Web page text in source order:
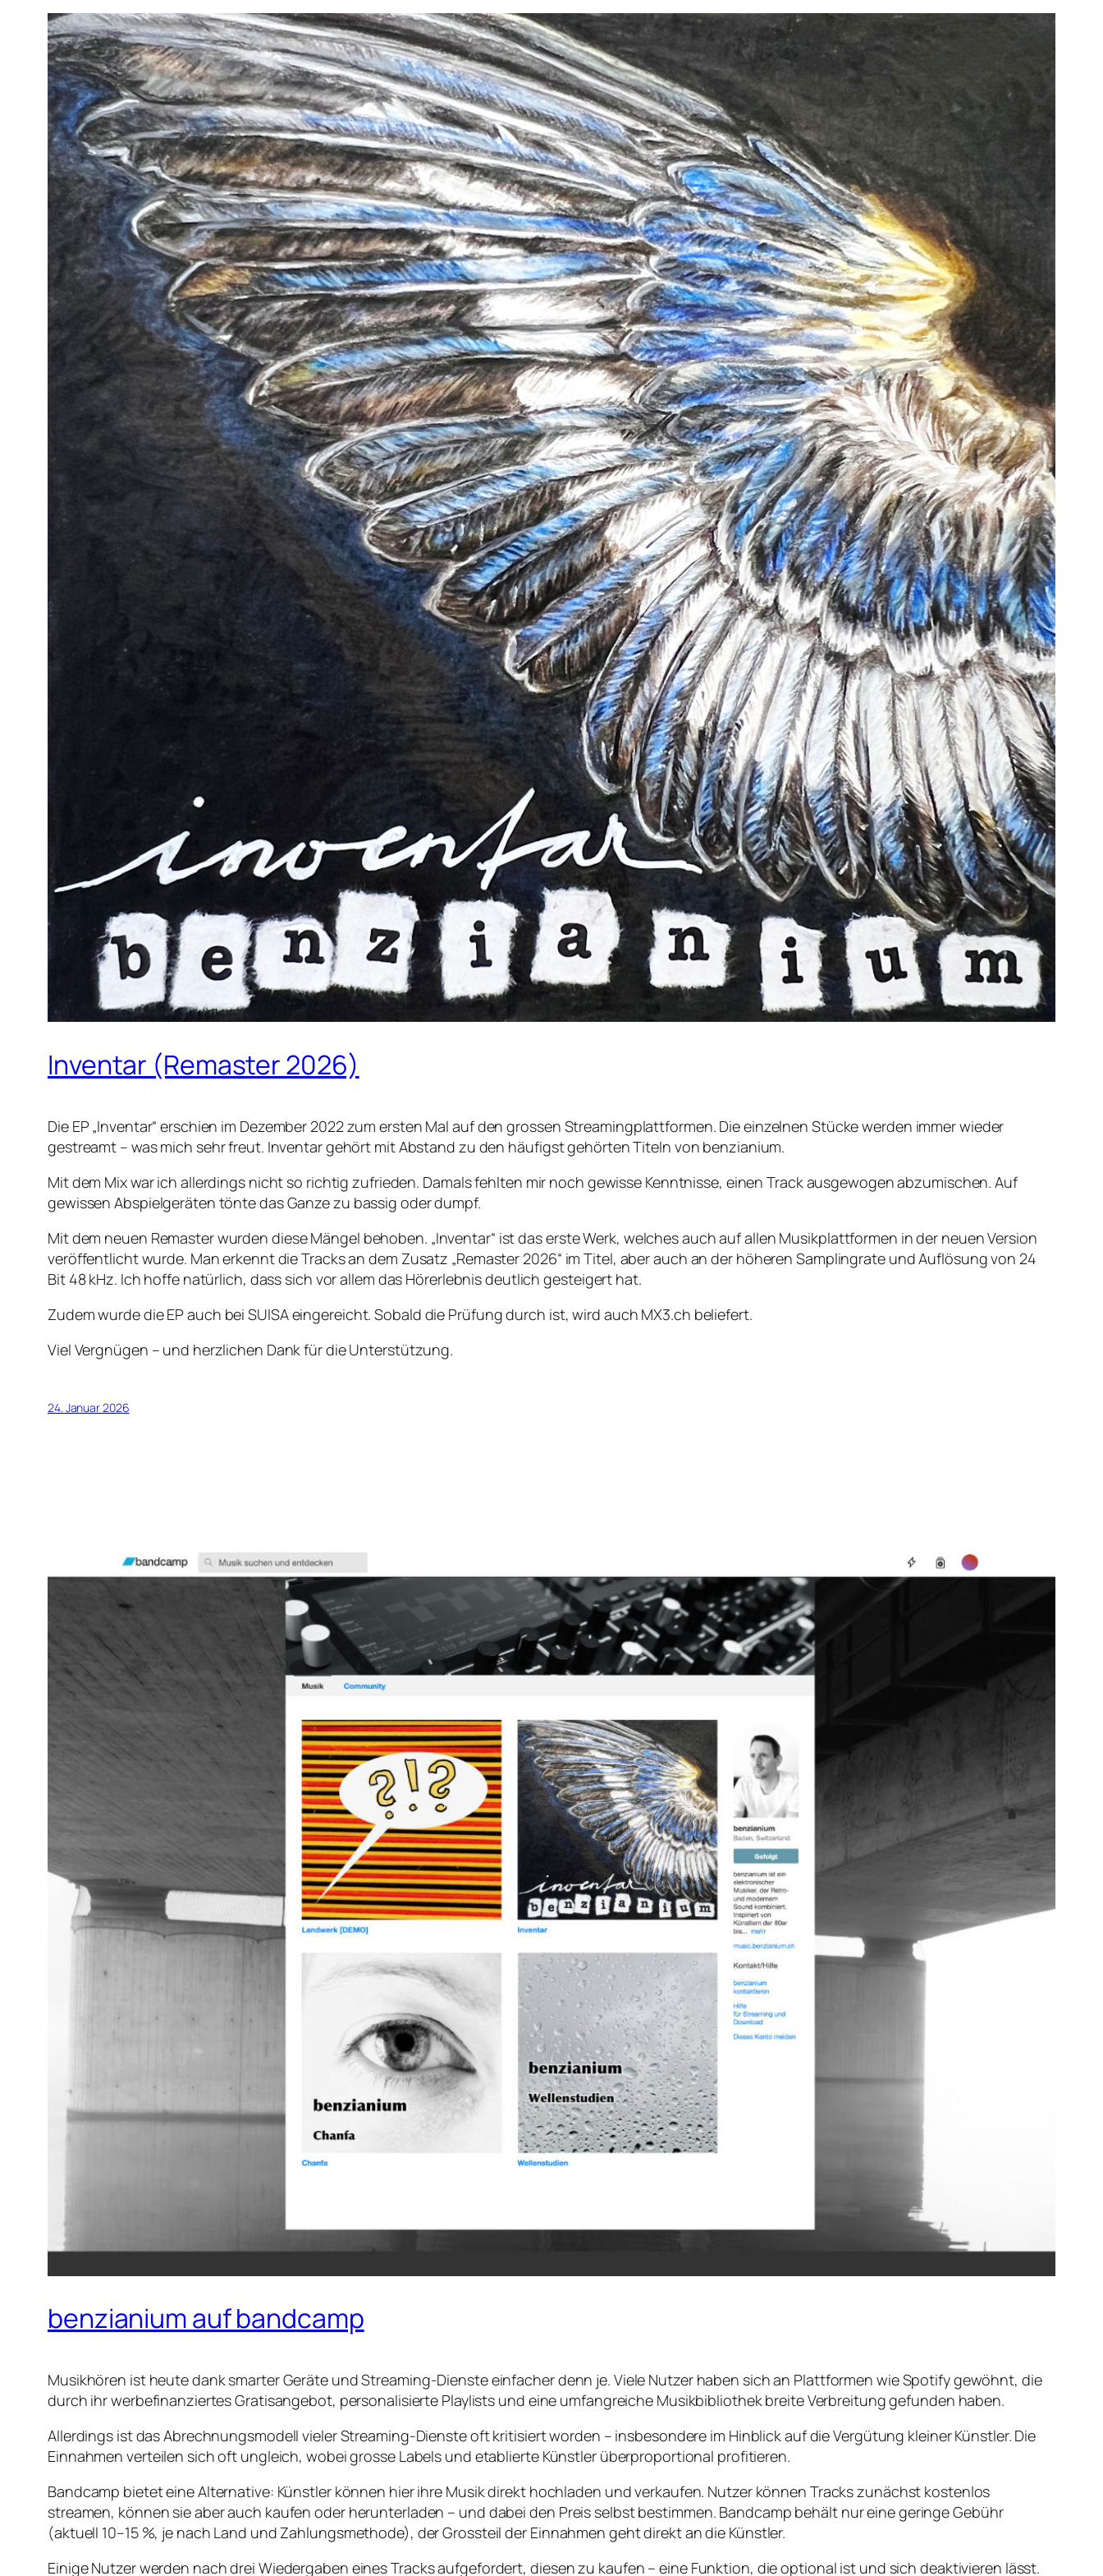
Inventar (Remaster 2026)
Die EP „Inventar“ erschien im Dezember 2022 zum ersten Mal auf den grossen Streamingplattformen. Die einzelnen Stücke werden immer wieder
gestreamt – was mich sehr freut. Inventar gehört mit Abstand zu den häufigst gehörten Titeln von benzianium.
Mit dem Mix war ich allerdings nicht so richtig zufrieden. Damals fehlten mir noch gewisse Kenntnisse, einen Track ausgewogen abzumischen. Auf
gewissen Abspielgeräten tönte das Ganze zu bassig oder dumpf.
Mit dem neuen Remaster wurden diese Mängel behoben. „Inventar“ ist das erste Werk, welches auch auf allen Musikplattformen in der neuen Version
veröffentlicht wurde. Man erkennt die Tracks an dem Zusatz „Remaster 2026“ im Titel, aber auch an der höheren Samplingrate und Auflösung von 24
Bit 48 kHz. Ich hoffe natürlich, dass sich vor allem das Hörerlebnis deutlich gesteigert hat.
Zudem wurde die EP auch bei SUISA eingereicht. Sobald die Prüfung durch ist, wird auch MX3.ch beliefert.
Viel Vergnügen – und herzlichen Dank für die Unterstützung.
24. Januar 2026
benzianium auf bandcamp
Musikhören ist heute dank smarter Geräte und Streaming-Dienste einfacher denn je. Viele Nutzer haben sich an Plattformen wie Spotify gewöhnt, die
durch ihr werbefinanziertes Gratisangebot, personalisierte Playlists und eine umfangreiche Musikbibliothek breite Verbreitung gefunden haben.
Allerdings ist das Abrechnungsmodell vieler Streaming-Dienste oft kritisiert worden – insbesondere im Hinblick auf die Vergütung kleiner Künstler. Die
Einnahmen verteilen sich oft ungleich, wobei grosse Labels und etablierte Künstler überproportional profitieren.
Bandcamp bietet eine Alternative: Künstler können hier ihre Musik direkt hochladen und verkaufen. Nutzer können Tracks zunächst kostenlos
streamen, können sie aber auch kaufen oder herunterladen – und dabei den Preis selbst bestimmen. Bandcamp behält nur eine geringe Gebühr
(aktuell 10–15 %, je nach Land und Zahlungsmethode), der Grossteil der Einnahmen geht direkt an die Künstler.
Einige Nutzer werden nach drei Wiedergaben eines Tracks aufgefordert, diesen zu kaufen – eine Funktion, die optional ist und sich deaktivieren lässt.